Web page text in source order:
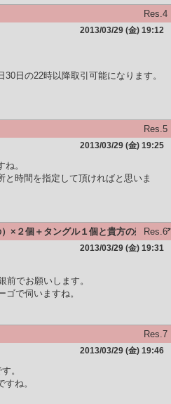
Res.4
2013/03/29 (金) 19:12
日の22時以降取引可能になります。
Res.5
2013/03/29 (金) 19:25
。
と時間を指定して頂ければと思いま
×２個＋タングル１個と貴方の殊勲のア
Res.6
2013/03/29 (金) 19:31
前でお願いします。
で伺いますね。
Res.7
2013/03/29 (金) 19:46
。
ね。